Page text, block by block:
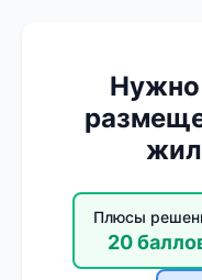
Нужно
Плюсы
20